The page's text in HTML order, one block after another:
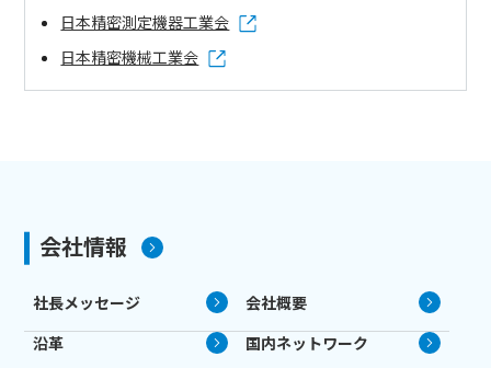
日本精密測定機器工業会
日本精密機械工業会
会社情報
社長メッセージ
会社概要
沿革
国内ネットワーク